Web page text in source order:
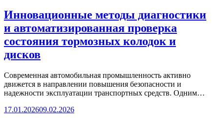
Инновационные методы диагностики
и автоматизированная проверка
состояния тормозных колодок и
дисков
Современная автомобильная промышленность активно
движется в направлении повышения безопасности и
надежности эксплуатации транспортных средств. Одним…
17.01.202609.02.2026